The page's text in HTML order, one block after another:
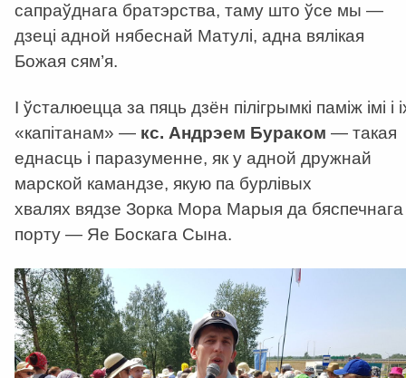
сапраўднага братэрства, таму што ўсе мы —
дзеці адной нябеснай Матулі, адна вялікая
Божая сям’я.
І ўсталюецца за пяць дзён пілігрымкі паміж імі і
«капітанам» — кс. Андрэем Бураком — такая
еднасць і паразуменне, як у адной дружнай
марской камандзе, якую па бурлівых
хвалях вядзе Зорка Мора Марыя да бяспечнага
порту — Яе Боскага Сына.